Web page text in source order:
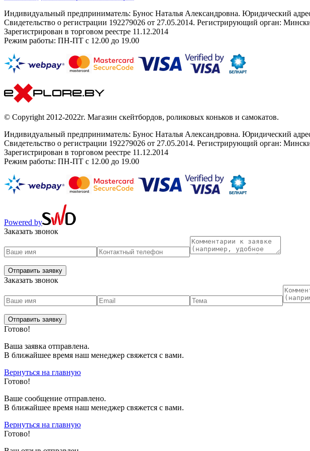
Индивидуальный предприниматель: Бунос Наталья Александровна. Юридический
Свидетельство о регистрации 192279026 от 27.05.2014. Регистрирующий орган:
Зарегистрирован в торговом реестре 11.12.2014
Режим работы: ПН-ПТ с 12.00 до 19.00
© Copyright 2012-2022г. Магазин скейтбордов, роликовых коньков и самокатов.
Индивидуальный предприниматель: Бунос Наталья Александровна. Юридический
Свидетельство о регистрации 192279026 от 27.05.2014. Регистрирующий орган:
Зарегистрирован в торговом реестре 11.12.2014
Режим работы: ПН-ПТ с 12.00 до 19.00
Powered by
Заказать звонок
Заказать звонок
Готово!
Ваша заявка отправлена.
В ближайшее время наш менеджер свяжется с вами.
Вернуться на главную
Готово!
Вашe сообщение отправлено.
В ближайшее время наш менеджер свяжется с вами.
Вернуться на главную
Готово!